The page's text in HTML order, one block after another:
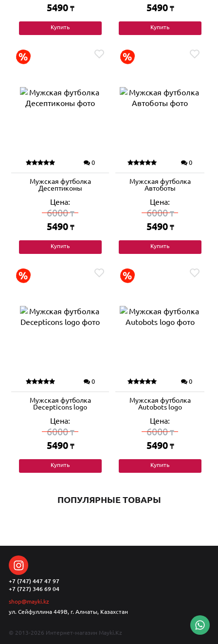
5490 ₸
Купить
5490 ₸
Купить
0
Мужская футболка
Десептиконы
Цена:
6000₸
5490 ₸
Купить
0
Мужская футболка
Автоботы
Цена:
6000₸
5490 ₸
Купить
0
Мужская футболка
Decepticons logo
Цена:
6000₸
5490 ₸
Купить
0
Мужская футболка
Autobots logo
Цена:
6000₸
5490 ₸
Купить
ПОПУЛЯРНЫЕ ТОВАРЫ
+7 (747) 447 47 97
+7 (727) 346 69 04
shop@mayki.kz
ул. Сейфуллина 449В, г. Алматы, Казахстан
© 2013-2026 Интернет-магазин Mayki.Kz